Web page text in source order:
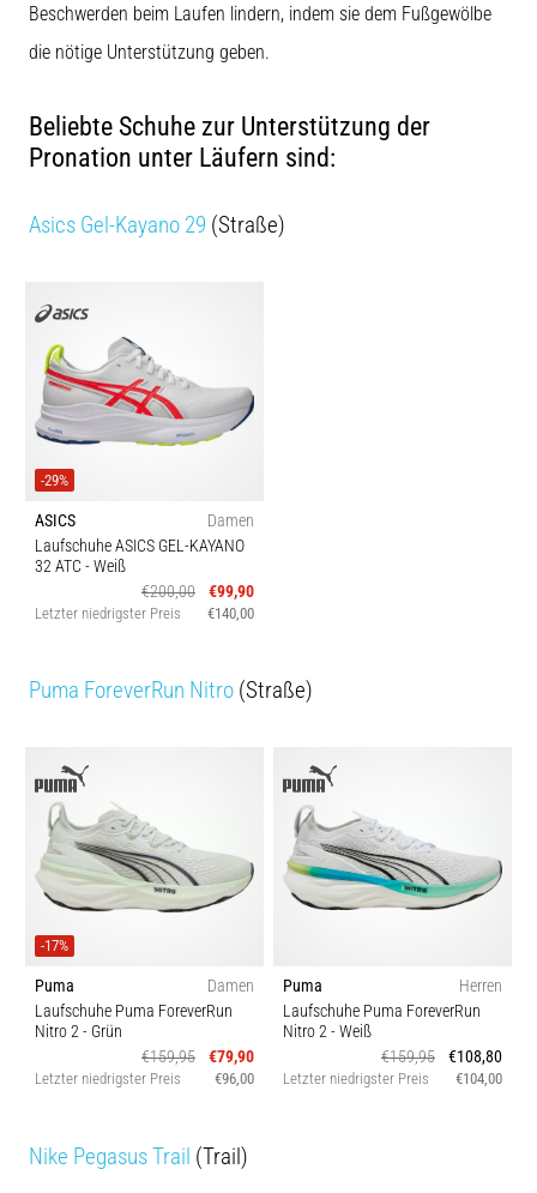
Beschwerden beim Laufen lindern, indem sie dem Fußgewölbe
die nötige Unterstützung geben.
Beliebte Schuhe zur Unterstützung der
Pronation unter Läufern sind:
Asics Gel-Kayano 29 (Straße)
-29%
ASICS
Damen
Laufschuhe ASICS GEL-KAYANO
32 ATC - Weiß
€200,00
€99,90
Letzter niedrigster Preis €140,00
Puma ForeverRun Nitro (Straße)
-17%
Puma
Damen
Laufschuhe Puma ForeverRun
Nitro 2- Grün
€159,95
€79,90
Letzter niedrigster Preis €96,00
Puma
Herren
Laufschuhe Puma ForeverRun
Nitro 2- Weiß
€159,95
€108,80
Letzter niedrigster Preis €104,00
Nike Pegasus Trail (Trail)